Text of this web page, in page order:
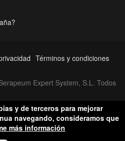
Términos y condiciones
Expert System, S.L. Todos
y de terceros para mejorar
navegando, consideramos que
más información